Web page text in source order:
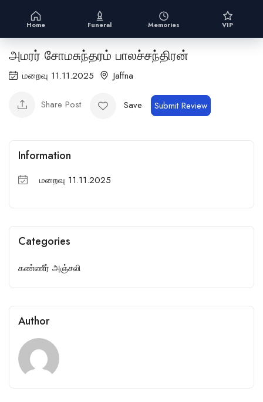
Home Funeral Memories VIP
அமரர் சோமசுந்தரம் பாலச்சந்திரன்
மறைவு 11.11.2025 Jaffna
Share Post Save Submit Review
Information
மறைவு 11.11.2025
Categories
கண்ணீர் அஞ்சலி
Author